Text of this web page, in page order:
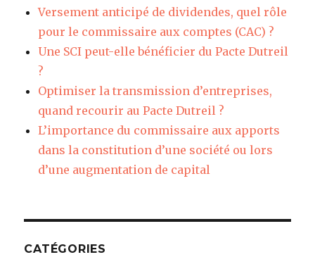
Versement anticipé de dividendes, quel rôle
pour le commissaire aux comptes (CAC) ?
Une SCI peut-elle bénéficier du Pacte Dutreil
?
Optimiser la transmission d’entreprises,
quand recourir au Pacte Dutreil ?
L’importance du commissaire aux apports
dans la constitution d’une société ou lors
d’une augmentation de capital
CATÉGORIES